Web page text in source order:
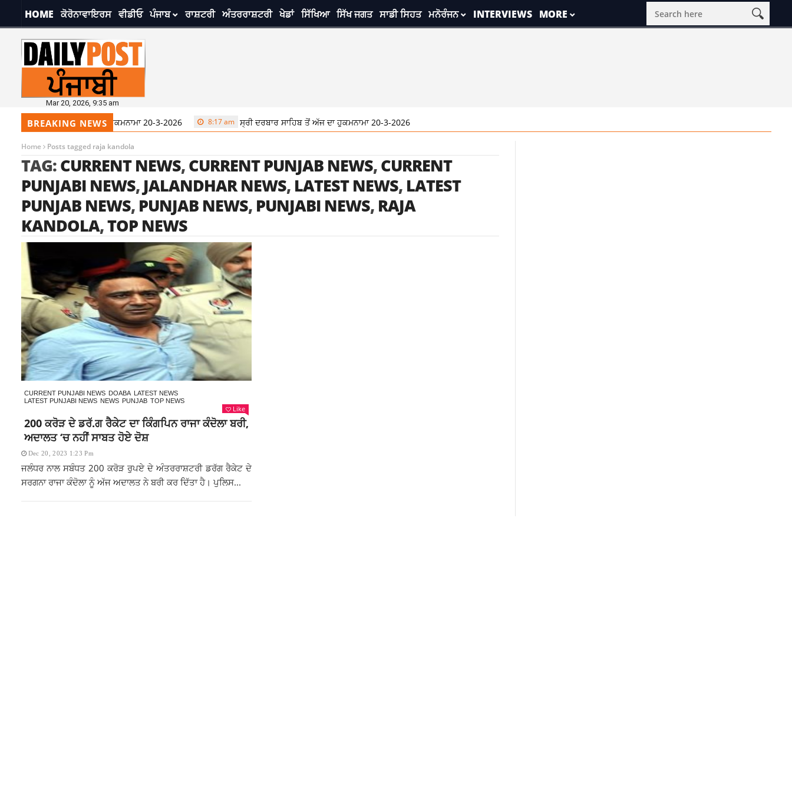
HOME ਕੋਰੋਨਾਵਾਇਰਸ ਵੀਡੀਓ ਪੰਜਾਬ ਰਾਸ਼ਟਰੀ ਅੰਤਰਰਾਸ਼ਟਰੀ ਖੇਡਾਂ ਸਿੱਖਿਆ ਸਿੱਖ ਜਗਤ ਸਾਡੀ ਸਿਹਤ ਮਨੋਰੰਜਨ INTERVIEWS MORE
Mar 20, 2026, 9:35 am
BREAKING NEWS
ਸ੍ਰੀ ਦਰਬਾਰ ਸਾਹਿਬ ਤੋਂ ਅੱਜ ਦਾ ਹੁਕਮਨਾਮਾ 20-3-2026 8:17 am ਸ੍ਰੀ ਦਰਬਾਰ ਸਾਹਿਬ ਤੋਂ ਅੱਜ ਦਾ ਹੁਕਮਨਾਮਾ 20-3-2026
Home Posts tagged raja kandola
TAG:CURRENT NEWS,CURRENT PUNJAB NEWS,CURRENT
PUNJABI NEWS, JALANDHAR NEWS, LATEST NEWS, LATEST
PUNJAB NEWS, PUNJAB NEWS, PUNJABI NEWS, RAJA
KANDOLA,TOP NEWS
CURRENT PUNJABI NEWS DOABA LATEST NEWS
LATEST PUNJABI NEWS NEWS PUNJAB TOP NEWS
Like
200 ਕਰੋੜ ਦੇ ਡਰੱ.ਗ ਰੈਕੇਟ ਦਾ ਕਿੰਗਪਿਨ ਰਾਜਾ ਕੰਦੋਲਾ ਬਰੀ,
ਅਦਾਲਤ ‘ਚ ਨਹੀਂ ਸਾਬਤ ਹੋਏ ਦੋਸ਼
Dec 20, 2023 1:23 Pm
ਜਲੰਧਰ ਨਾਲ ਸਬੰਧਤ 200 ਕਰੋੜ ਰੁਪਏ ਦੇ ਅੰਤਰਰਾਸ਼ਟਰੀ ਡਰੱਗ ਰੈਕੇਟ ਦੇ
ਸਰਗਨਾ ਰਾਜਾ ਕੰਦੋਲਾ ਨੂੰ ਅੱਜ ਅਦਾਲਤ ਨੇ ਬਰੀ ਕਰ ਦਿੱਤਾ ਹੈ। ਪੁਲਿਸ...